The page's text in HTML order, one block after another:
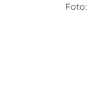
Foto: